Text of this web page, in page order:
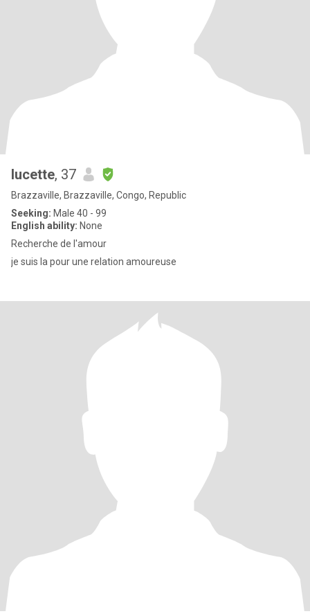
lucette, 37
Brazzaville, Brazzaville, Congo, Republic
Seeking: Male 40 - 99
English ability: None
Recherche de l'amour
je suis la pour une relation amoureuse